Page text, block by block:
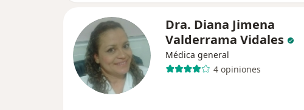
Dra. Diana Jimena
Valderrama Vidales
Médica general
4 opiniones